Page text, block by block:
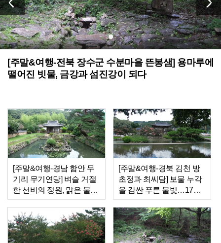
[주말&여행-전북 장수군 수분마을 뜬봉샘] 용마루에
떨어진 빗물, 금강과 섬진강이 되다
[주말&여행-경남 함안 무
기리 무기연당] 벼슬 거절
한 선비의 정원, 맑은 물에
마음을 건지다
[주말&여행-경북 김천 방
초정과 최씨담] 보물 누각
을 감싼 푸른 물빛…17세
신부의 정절을 품다